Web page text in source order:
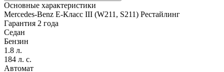
Основные характеристики
Mercedes-Benz E-Класс III (W211, S211) Рестайлинг
Гарантия 2 года
Седан
Бензин
1.8 л.
184 л. с.
Автомат